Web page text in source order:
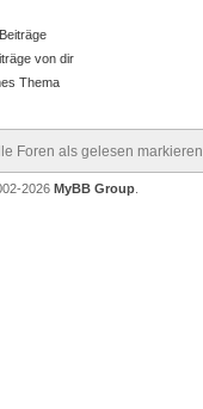
von dir
Thema
Foren als gelesen markieren
2026 MyBB Group.